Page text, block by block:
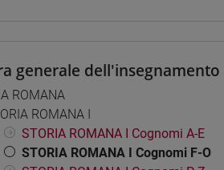
generale dell'insegnamento
ROMANA
ROMANA I
STORIA ROMANA I Cognomi A-E
STORIA ROMANA I Cognomi F-O